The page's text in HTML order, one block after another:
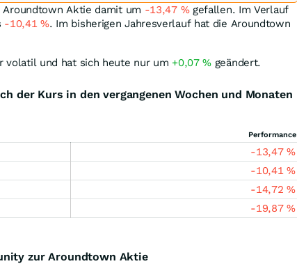
Aktie damit um -13,47 %gefallen. Im Verlauf
-10,41%. Im bisherigen Jahresverlauf hat die Aroundtown
volatil und hat sich heute nur um +0,07% geändert.
der Kurs in den vergangenen Wochen und Monaten
Performance
-13,47%
-10,41%
-14,72%
-19,87%
zur Aroundtown Aktie